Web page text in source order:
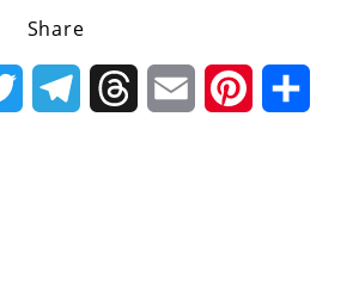
Share
Twitter TelegramThreadsEmail Pinterest